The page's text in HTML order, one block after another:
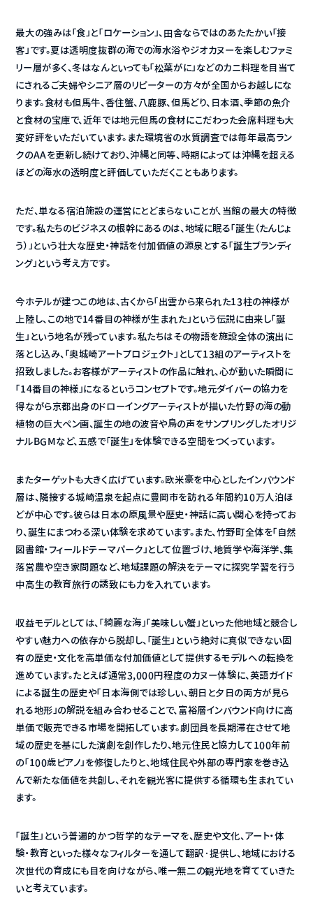
最大の強みは「食」と「ロケーション」、田舎ならではのあたたかい「接
客」です。夏は透明度抜群の海での海水浴やジオカヌーを楽しむファミ
リー層が多く、冬はなんといっても「松葉がに」などのカニ料理を目当て
にされるご夫婦やシニア層のリピーターの方々が全国からお越しにな
ります。食材も但馬牛、香住蟹、八鹿豚、但馬どり、日本酒、季節の魚介
と食材の宝庫で、近年では地元但馬の食材にこだわった会席料理も大
変好評をいただいています。また環境省の水質調査では毎年最高ラン
クのAAを更新し続けており、沖縄と同等、時期によっては沖縄を超える
ほどの海水の透明度と評価していただくこともあります。
ただ、単なる宿泊施設の運営にとどまらないことが、当館の最大の特徴
です。私たちのビジネスの根幹にあるのは、地域に眠る「誕生（たんじょ
う）」という壮大な歴史・神話を付加価値の源泉とする「誕生ブランディ
ング」という考え方です。
今ホテルが建つこの地は、古くから「出雲から来られた13柱の神様が
上陸し、この地で14番目の神様が生まれた」という伝説に由来し「誕
生」という地名が残っています。私たちはその物語を施設全体の演出に
落とし込み、「奥城崎アートプロジェクト」として13組のアーティストを
招致しました。お客様がアーティストの作品に触れ、心が動いた瞬間に
「14番目の神様」になるというコンセプトです。地元ダイバーの協力を
得ながら京都出身のドローイングアーティストが描いた竹野の海の動
植物の巨大ペン画、誕生の地の波音や鳥の声をサンプリングしたオリジ
ナルBGMなど、五感で「誕生」を体験できる空間をつくっています。
またターゲットも大きく広げています。欧米豪を中心としたインバウンド
層は、隣接する城崎温泉を起点に豊岡市を訪れる年間約10万人泊ほ
どが中心です。彼らは日本の原風景や歴史・神話に高い関心を持ってお
り、誕生にまつわる深い体験を求めています。また、竹野町全体を「自然
図書館・フィールドテーマパーク」として位置づけ、地質学や海洋学、集
落営農や空き家問題など、地域課題の解決をテーマに探究学習を行う
中高生の教育旅行の誘致にも力を入れています。
収益モデルとしては、「綺麗な海」「美味しい蟹」といった他地域と競合し
やすい魅力への依存から脱却し、「誕生」という絶対に真似できない固
有の歴史・文化を高単価な付加価値として提供するモデルへの転換を
進めています。たとえば通常3,000円程度のカヌー体験に、英語ガイド
による誕生の歴史や「日本海側では珍しい、朝日と夕日の両方が見ら
れる地形」の解説を組み合わせることで、富裕層インバウンド向けに高
単価で販売できる市場を開拓しています。劇団員を長期滞在させて地
域の歴史を基にした演劇を創作したり、地元住民と協力して100年前
の「100歳ピアノ」を修復したりと、地域住民や外部の専門家を巻き込
んで新たな価値を共創し、それを観光客に提供する循環も生まれてい
ます。
「誕生」という普遍的かつ哲学的なテーマを、歴史や文化、アート・体
験・教育といった様々なフィルターを通して翻訳·提供し、地域における
次世代の育成にも目を向けながら、唯一無二の観光地を育てていきた
いと考えています。